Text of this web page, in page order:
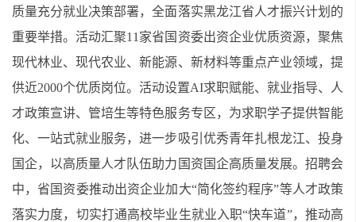
质量充分就业决策部署，全面落实黑龙江省人才振兴计划的
重要举措。活动汇聚11家省国资委出资企业优质资源，聚焦
现代林业、现代农业、新能源、新材料等重点产业领域，提
供近2000个优质岗位。活动设置AI求职赋能、就业指导、人
才政策宣讲、管培生等特色服务专区，为求职学子提供智能
化、一站式就业服务，进一步吸引优秀青年扎根龙江、投身
国企，以高质量人才队伍助力国资国企高质量发展。招聘会
中，省国资委推动出资企业加大“简化签约程序”等人才政策
落实力度，切实打通高校毕业生就业入职“快车道”，推动高